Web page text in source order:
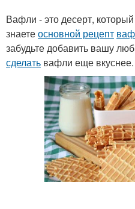
Вафли - это десерт,
знаетеосновной рецепт
забудьте добавить вашу
сделать вафли еще